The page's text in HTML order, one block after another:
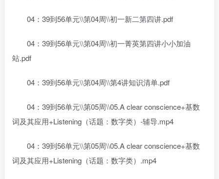
04：39到56单元\\第04周\\初一新二第四讲.pdf
04：39到56单元\\第04周\\初一菁英第四讲小小加油
站.pdf
04：39到56单元\\第04周\\第4讲知识清单.pdf
04：39到56单元\\第05周\\05.A clear conscience+基数
词及其应用+Listening（话题：数字类）-辅导.mp4
04：39到56单元\\第05周\\05.A clear conscience+基数
词及其应用+Listening（话题：数字类）.mp4